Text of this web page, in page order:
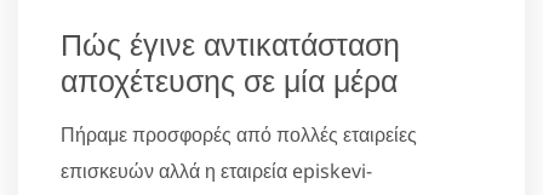
Πώς έγινε αντικατάσταση
αποχέτευσης σε μία μέρα
Πήραμε προσφορές από πολλές εταιρείες
επισκευών αλλά η εταιρεία episkevi-